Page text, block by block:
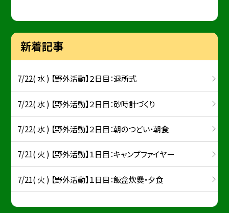
新着記事
7/22( 水 ) 【野外活動】２日目：退所式
7/22( 水 ) 【野外活動】２日目：砂時計づくり
7/22( 水 ) 【野外活動】２日目：朝のつどい・朝食
7/21( 火 ) 【野外活動】１日目：キャンプファイヤー
7/21( 火 ) 【野外活動】１日目：飯盒炊爨・夕食